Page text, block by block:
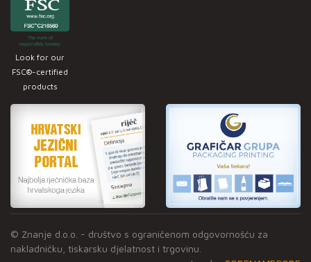
Look for our
FSC®-certified
products
© Znanje d.o.o. - društvo s ograničenom odgovornošću za
nakladničku, tiskarsku djelatnost i trgovinu.